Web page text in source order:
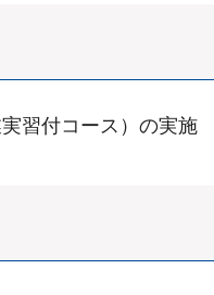
習付コース）の実施